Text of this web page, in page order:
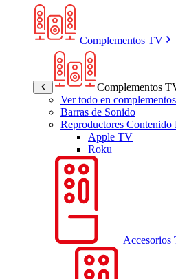
Complementos TV
Complementos
Ver todo en
Barras de Sonido
Reproductores Contenido
Apple TV
Roku
Accesorios